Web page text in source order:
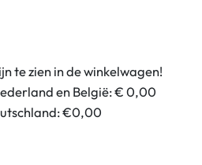
te zien in de winkelwagen!
en België: € 0,00
€0,00